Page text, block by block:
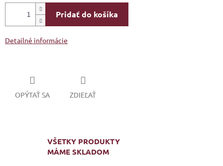
Pridať do košíka
Detailné informácie
OPÝTAŤ SA ZDIEĽAŤ
VŠETKY PRODUKTY
MÁME SKLADOM